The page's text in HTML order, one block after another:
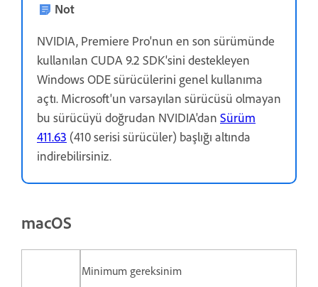
Not
NVIDIA, Premiere Pro'nun en son sürümünde
kullanılan CUDA 9.2 SDK'sini destekleyen
Windows ODE sürücülerini genel kullanıma
açtı. Microsoft'un varsayılan sürücüsü olmayan
bu sürücüyü doğrudan NVIDIA'dan Sürüm
411.63 (410 serisi sürücüler) başlığı altında
indirebilirsiniz.
macOS
Minimum gereksinim